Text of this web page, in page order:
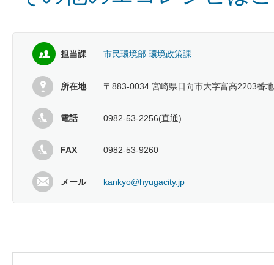
担当課 市民環境部 環境政策課
所在地 〒883-0034 宮崎県日向市大字富高2203番
電話 0982-53-2256(直通)
FAX 0982-53-9260
メール kankyo@hyugacity.jp